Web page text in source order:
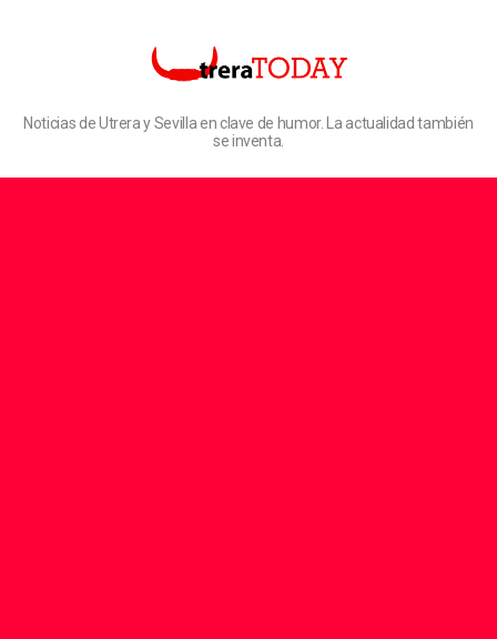
Noticias de Utrera y Sevilla en clave de humor. La actualidad también
se inventa.